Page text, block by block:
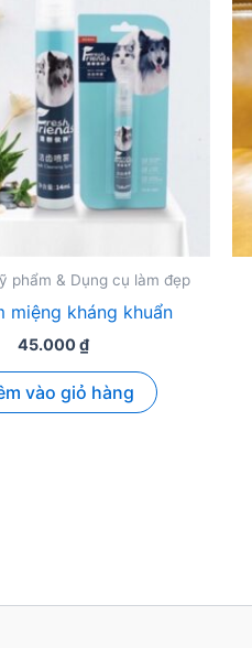
phẩm & Dụng cụ làm đẹp
miệng kháng khuẩn
45.000₫
vào giỏ hàng